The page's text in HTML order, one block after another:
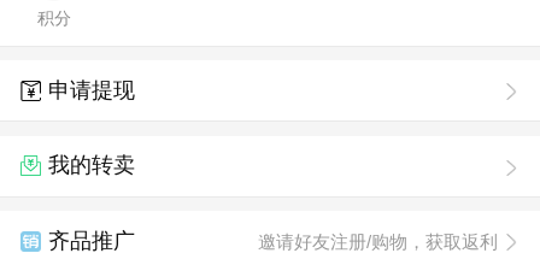
积分
申请提现
我的转卖
齐品推广 邀请好友注册/购物，获取返利